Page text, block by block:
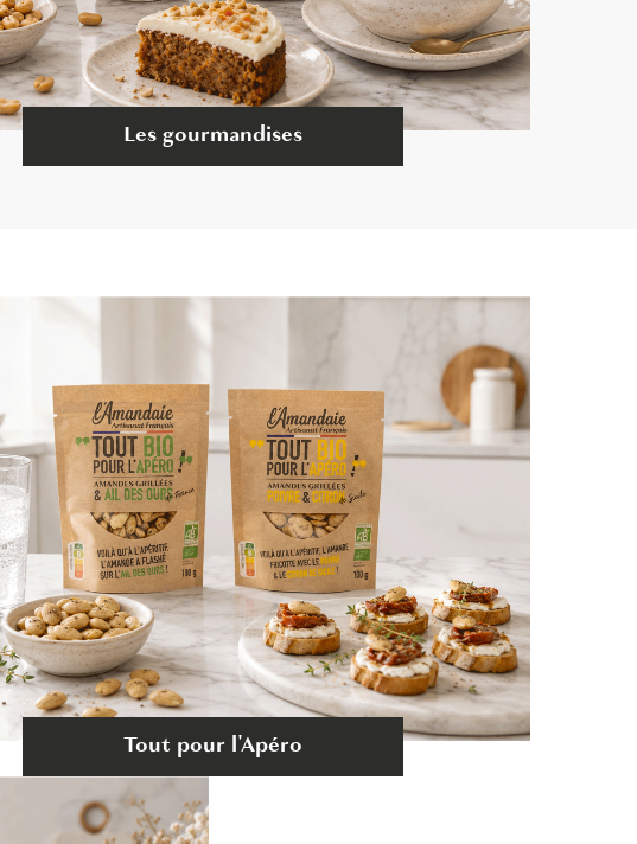
Les gourmandises
Tout pour l'Apéro